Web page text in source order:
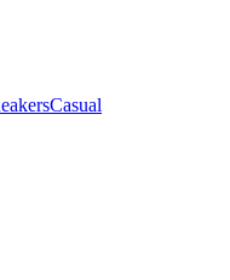
Casual